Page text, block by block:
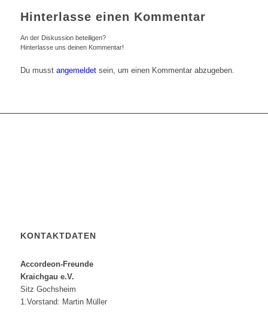
Hinterlasse einen Kommentar
An der Diskussion beteiligen?
Hinterlasse uns deinen Kommentar!
Du musst angemeldetsein, um einen Kommentar abzugeben.
KONTAKTDATEN
Accordeon-Freunde
Kraichgau e.V.
Sitz Gochsheim
1.Vorstand: Martin Müller